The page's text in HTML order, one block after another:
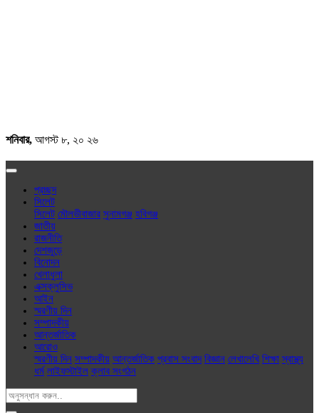
শনিবার, আগস্ট ৮, ২০ ২৬
প্রচ্ছদ
সিলেট
সিলেট মৌলভীবাজার সুনামগঞ্জ হবিগঞ্জ
জাতীয়
রাজনীতি
দেশজুড়ে
বিনোদন
খেলাধুলা
এক্সক্লু‌সিভ
আইন
স্মরণীয় দিন
সম্পাদকীয়
আন্তর্জাতিক
আরোও
স্মরণীয় দিন সম্পাদকীয় আন্তর্জাতিক প্রবাস সংবাদ বিজ্ঞান লেখালেখি শিক্ষা স্বাস্থ্য
ধর্ম লাইফস্টাইল ক্লাব সংগঠন